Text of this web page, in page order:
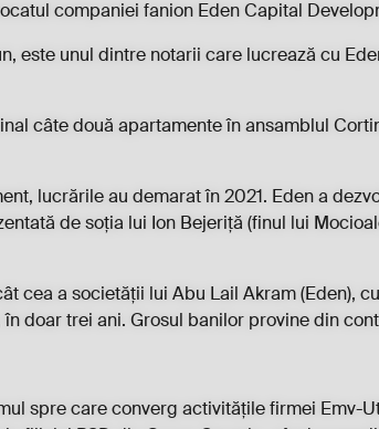
companiei fanion Eden Capital
este unul dintre notarii care lucrează cu
câte două apartamente în ansamblul
lucrările au demarat în 2021. Eden a
de soția lui Ion Bejeriță (finul lui
cea a societății lui Abu Lail Akram (Eden),
doar trei ani. Grosul banilor provine din
spre care converg activitățile firmei Emv-